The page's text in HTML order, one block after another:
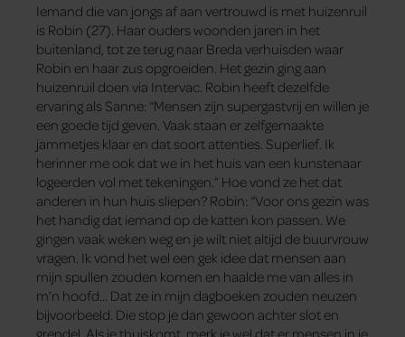
Iemand die van jongs af aan vertrouwd is met huizenruil
is Robin (27). Haar ouders woonden jaren in het
buitenland, tot ze terug naar Breda verhuisden waar
Robin en haar zus opgroeiden. Het gezin ging aan
huizenruil doen via Intervac. Robin heeft dezelfde
ervaring als Sanne: “Mensen zijn supergastvrij en willen je
een goede tijd geven. Vaak staan er zelfgemaakte
jammetjes klaar en dat soort attenties. Superlief. Ik
herinner me ook dat we in het huis van een kunstenaar
logeerden vol met tekeningen.” Hoe vond ze het dat
anderen in hun huis sliepen? Robin: “Voor ons gezin was
het handig dat iemand op de katten kon passen. We
gingen vaak weken weg en je wilt niet altijd de buurvrouw
vragen. Ik vond het wel een gek idee dat mensen aan
mijn spullen zouden komen en haalde me van alles in
m’n hoofd… Dat ze in mijn dagboeken zouden neuzen
bijvoorbeeld. Die stop je dan gewoon achter slot en
grendel. Als je thuiskomt, merk je wel dat er mensen in je